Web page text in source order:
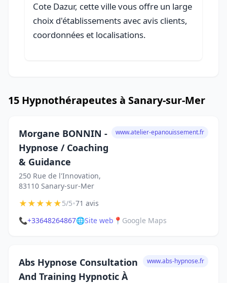
Cote Dazur, cette ville vous offre un large
choix d'établissements avec avis clients,
coordonnées et localisations.
15 Hypnothérapeutes à Sanary-sur-Mer
Morgane BONNIN -
Hypnose / Coaching
& Guidance
250 Rue de l'Innovation,
83110 Sanary-sur-Mer
www.atelier-epanouissement.fr
★★★★★5/5•71 avis
📞+33648264867🌐Site web 📍 Google Maps
Abs Hypnose Consultation
And Training Hypnotic À
www.abs-hypnose.fr